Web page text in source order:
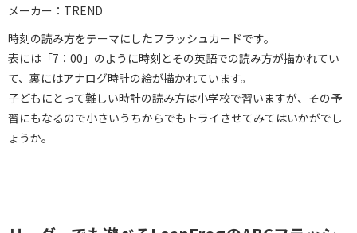
メーカー：TREND
時刻の読み方をテーマにしたフラッシュカードです。
表には「7：00」のように時刻とその英語での読み方が描かれてい
て、裏にはアナログ時計の絵が描かれています。
子どもにとって難しい時計の読み方は小学校で習いますが、その予
習にもなるので小さいうちからでもトライさせてみてはいかがでし
ょうか。